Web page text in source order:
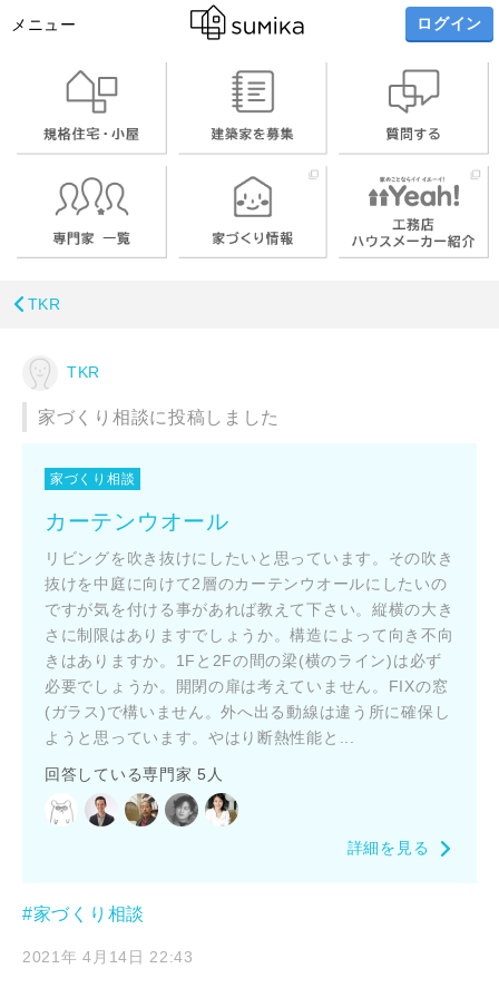
メニュー ログイン
TKR
TKR
家づくり相談に投稿しました
家づくり相談
カーテンウオール
リビングを吹き抜けにしたいと思っています。その吹き
抜けを中庭に向けて2層のカーテンウオールにしたいの
ですが気を付ける事があれば教えて下さい。縦横の大き
さに制限はありますでしょうか。構造によって向き不向
きはありますか。1Fと2Fの間の梁(横のライン)は必ず
必要でしょうか。開閉の扉は考えていません。FIXの窓
(ガラス)で構いません。外へ出る動線は違う所に確保し
ようと思っています。やはり断熱性能と...
回答している専門家 5人
詳細を見る
#家づくり相談
2021年 4月14日 22:43
キャンセル
SuMiKaにユーザー登録する
ログイン
閉じる